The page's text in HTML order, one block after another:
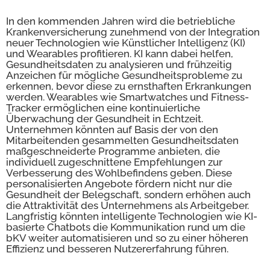
In den kommenden Jahren wird die betriebliche
Krankenversicherung zunehmend von der Integration
neuer Technologien wie Künstlicher Intelligenz (KI)
und Wearables profitieren. KI kann dabei helfen,
Gesundheitsdaten zu analysieren und frühzeitig
Anzeichen für mögliche Gesundheitsprobleme zu
erkennen, bevor diese zu ernsthaften Erkrankungen
werden. Wearables wie Smartwatches und Fitness-
Tracker ermöglichen eine kontinuierliche
Überwachung der Gesundheit in Echtzeit.
Unternehmen könnten auf Basis der von den
Mitarbeitenden gesammelten Gesundheitsdaten
maßgeschneiderte Programme anbieten, die
individuell zugeschnittene Empfehlungen zur
Verbesserung des Wohlbefindens geben. Diese
personalisierten Angebote fördern nicht nur die
Gesundheit der Belegschaft, sondern erhöhen auch
die Attraktivität des Unternehmens als Arbeitgeber.
Langfristig könnten intelligente Technologien wie KI-
basierte Chatbots die Kommunikation rund um die
bKV weiter automatisieren und so zu einer höheren
Effizienz und besseren Nutzererfahrung führen.